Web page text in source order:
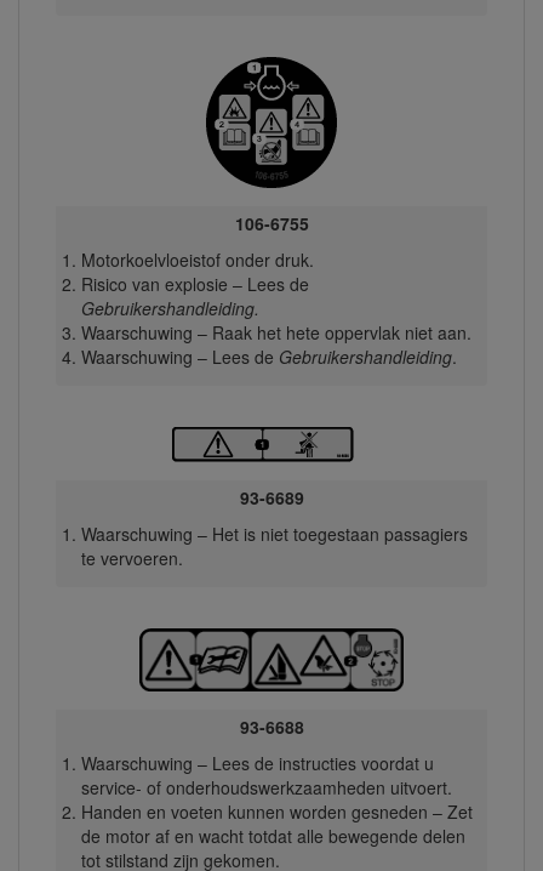
106-6755
Motorkoelvloeistof onder druk.
Risico van explosie – Lees de
Gebruikershandleiding.
Waarschuwing – Raak het hete oppervlak niet aan.
Waarschuwing – Lees de Gebruikershandleiding.
93-6689
Waarschuwing – Het is niet toegestaan passagiers
te vervoeren.
93-6688
Waarschuwing – Lees de instructies voordat u
service- of onderhoudswerkzaamheden uitvoert.
Handen en voeten kunnen worden gesneden – Zet
de motor af en wacht totdat alle bewegende delen
tot stilstand zijn gekomen.